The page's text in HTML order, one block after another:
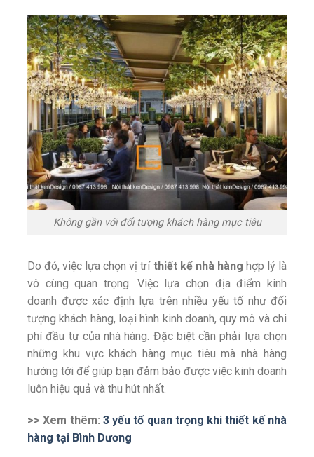
Không gần với đối tượng khách hàng mục tiêu
Do đó, việc lựa chọn vị trí thiết kế nhà hàng hợp lý là
vô cùng quan trọng. Việc lựa chọn địa điểm kinh
doanh được xác định lựa trên nhiều yếu tố như đối
tượng khách hàng, loại hình kinh doanh, quy mô và chi
phí đầu tư của nhà hàng. Đặc biệt cần phải lựa chọn
những khu vực khách hàng mục tiêu mà nhà hàng
hướng tới để giúp bạn đảm bảo được việc kinh doanh
luôn hiệu quả và thu hút nhất.
>> Xem thêm: 3 yếu tố quan trọng khi thiết kế nhà
hàng tại Bình Dương